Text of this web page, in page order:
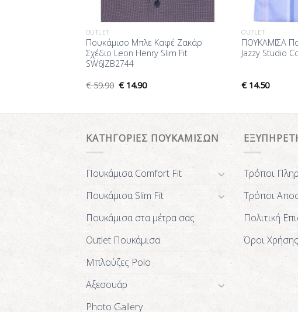
OUTLET
Πουκάμισο Μπλε Καφέ Ζακάρ
Σχέδιο Leon Henry Slim Fit
SW6JZB2744
€59.90 €14.90
OUTLET
ΠΟΥΚΑΜΙΣΑ
Jazzy Studio
€14.50
ΚΑΤΗΓΟΡΙΕΣ ΠΟΥΚΑΜΙΣΩΝ
Πουκάμισα Comfort Fit
Πουκάμισα Slim Fit
Πουκάμισα στα μέτρα σας
Outlet Πουκάμισα
Μπλούζες Polo
Αξεσουάρ
Photo Gallery
Τρόποι
Τρόποι
Πολιτική
Όροι Χρήσης